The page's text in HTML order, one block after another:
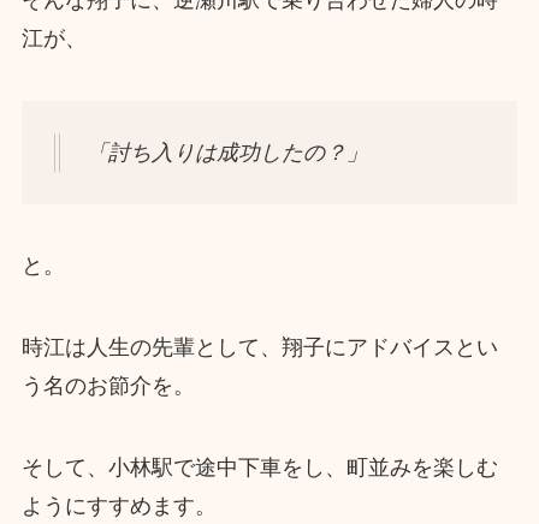
江が、
「討ち入りは成功したの？」
と。
時江は人生の先輩として、翔子にアドバイスとい
う名のお節介を。
そして、小林駅で途中下車をし、町並みを楽しむ
ようにすすめます。